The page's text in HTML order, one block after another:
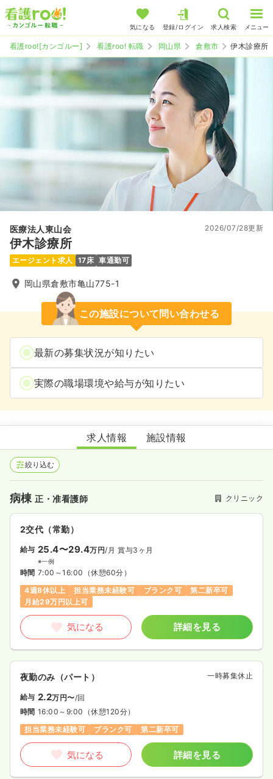
気になる 登録/ログイン 求人検索 メニュー
看護roo![カンゴルー] 看護roo! 転職 岡山県 倉敷市 伊木診療所
医療法人東山会
伊木診療所
2026/07/28更新
エージェント求人 17床 車通勤可
岡山県倉敷市亀山775-1
この施設について問い合わせる
最新の募集状況が知りたい
実際の職場環境や給与が知りたい
伊木診療所
求人情報 施設情報
絞り込む
病棟正・准看護師 クリニック
2交代（常勤）
給与 25.4〜29.4万円/月 賞与3ヶ月
※一例
時間 7:00～16:00 （休憩60分）
4週8休以上
担当業務未経験可 ブランク可
第二新卒可
月給29万円以上可
気になる 詳細を見る
夜勤のみ（パート） 一時募集休止
給与 2.2万円〜/回
時間 16:00～9:00 （休憩120分）
担当業務未経験可
ブランク可 第二新卒可
気になる 詳細を見る